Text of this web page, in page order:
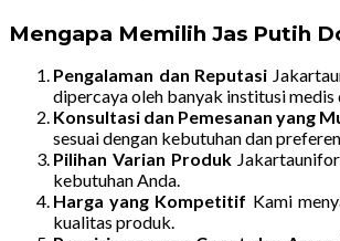
Mengapa Memilih Jas Putih
Pengalaman dan Reputasi
dipercaya oleh banyak institusi
Konsultasi dan Pemesanan yang
sesuai dengan kebutuhan dan
Pilihan Varian Produk
kebutuhan Anda.
Harga yang Kompetitif Kami
kualitas produk.